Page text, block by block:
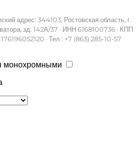
адрес: 344103, Ростовская область, г.
зд. 142А/37 · ИНН 6168100736 · КПП
· Тел.: +7 (863) 285-10-57
монохромными